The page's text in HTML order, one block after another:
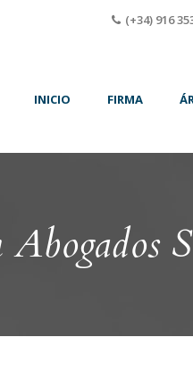
(+34) 916
INICIO FIRMA